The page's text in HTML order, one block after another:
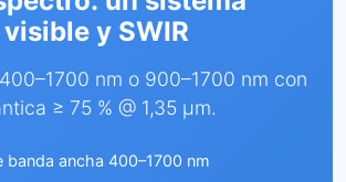
y SWIR
nm o 900–1700 nm con
≥ 75 % @ 1,35 µm.
banda ancha 400–1700 nm